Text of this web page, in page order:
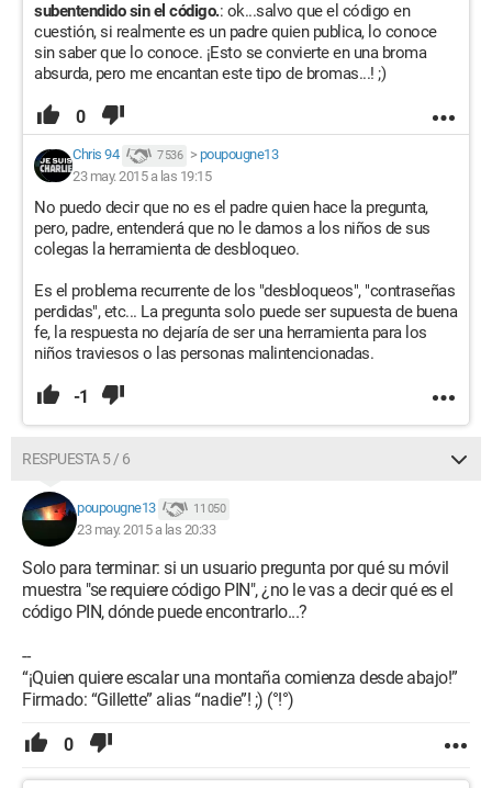
subentendido sin el código.: ok...salvo que el código en
cuestión, si realmente es un padre quien publica, lo conoce
sin saber que lo conoce. ¡Esto se convierte en una broma
absurda, pero me encantan este tipo de bromas...! ;)
0
Chris 94 7 536 > poupougne13
23 may. 2015 a las 19:15
No puedo decir que no es el padre quien hace la pregunta,
pero, padre, entenderá que no le damos a los niños de sus
colegas la herramienta de desbloqueo.
Es el problema recurrente de los "desbloqueos", "contraseñas
perdidas", etc... La pregunta solo puede ser supuesta de buena
fe, la respuesta no dejaría de ser una herramienta para los
niños traviesos o las personas malintencionadas.
-1
RESPUESTA 5 / 6
poupougne13 11 050
23 may. 2015 a las 20:33
Solo para terminar: si un usuario pregunta por qué su móvil
muestra "se requiere código PIN", ¿no le vas a decir qué es el
código PIN, dónde puede encontrarlo...?
--
“¡Quien quiere escalar una montaña comienza desde abajo!”
Firmado: “Gillette” alias “nadie”! ;) (°!°)
0